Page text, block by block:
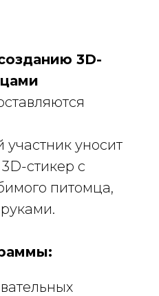
3D-
уносит
стикер с
питомца,